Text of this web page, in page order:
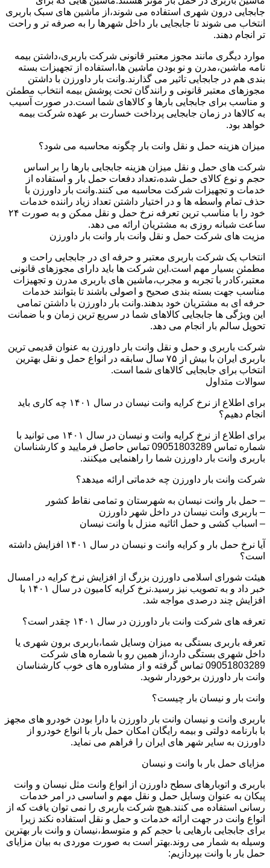
جابجایی درون شهری استفاده می شوند،از ماشین های سبک باربری
انتخاب می شوند تا جابجایی بار داخل شهرها را به صرفه تر و راحت
تر انجام دهند.
موارد دیگری مانند مجوز معتبر قانونی شرکت باربری،داشتن بیمه
نامه ماشین،مدرن و نو بودن ماشین ها،استفاده از تجهیزات بسته
بندی هم در جابجایی تاثیر می گذارند.وانت بار داورزن با داشتن
مجوزهای معتبر قانونی و رانندگان تحت پوشش بیمه انتخاب مطمئن
و مناسب برای جابجایی بارها و کالاهای شما است.در صورت آسیب
به کالاها در زمان جابجایی پرداخت خسارت بر عهده شرکت بیمه
خواهد بود.
میزان هزینه حمل و نقل وانت بار چگونه محاسبه می شود؟
شرکت های حمل و نقل میزان هزینه جابجایی بارها را بر اساس
حجم و نوع کالای حمل شده،تعداد دفعات حمل بار و استفاده از
خدمات و تجهیزات شرکت محاسبه می کنند.وانت بار داورزن با
حذف تمام واسطه ها و در اختیار داشتن تعداد زیاد راننده خدمات
خود را با مناسب ترین تعرفه نرخ حمل و نقل ممکن و به صورت ۲۴
ساعت شبانه روزی به مشتریان ارائه می دهد.
مزیت های شرکت حمل و نقل وانت بار وانت بار داورزن
انتخاب یک شرکت باربری معتبر و حرفه ای در جابجایی راحت و
مطمئن بسیار مهم است.این شرکت ها باید دارای مجوزهای قانونی
معتبر،کادر با تجربه و مجرب،ماشین های باربری مدرن و تجهیزات
مناسب جهت بسته بندی صحیح و اصولی باشند تا بتوانند خدمات
حرفه ای به مشتریان خود بدهند.وانت بار داورزن با داشتن تمامی
این ویژگی ها جابجایی کالاهای شما در سریع ترین زمان و با ضمانت
تحویل سالم بار انجام می دهد.
شرکت باربری و حمل و نقل وانت بار داورزن به عنوان قدیمی ترین
باربری ایران با بیش از ۷۵ سال سابقه در انواع حمل و نقل بهترین
انتخاب برای جابجایی کالاهای شما است.
سوالات متداول
برای اطلاع از نرخ کرایه وانت نیسان در سال ۱۴۰۱ چه کاری باید
انجام دهیم؟
برای اطلاع از نرخ کرایه وانت و نیسان در سال ۱۴۰۱ می توانید با
شماره تماس 09051803289 تماس حاصل فرمایید و کارشناسان
باربری وانت بار داورزن شما را راهنمایی میکنند.
شرکت وانت بار داورزن چه خدماتی ارائه میدهد؟
– حمل بار وانت نیسان به شهرستان و تمامی نقاط کشور
– باربری وانت نیسان در داخل شهر داورزن
– اسباب کشی و حمل اثاثیه منزل با وانت نیسان
آیا نرخ حمل بار و کرایه وانت و نیسان در سال ۱۴۰۱ افزایش داشته
است؟
هیئت شورای اسلامی داورزن بزرگ از افزایش نرخ کرایه در امسال
خبر داد و به تصویب نیز رسید.نرخ کرایه کامیون در سال ۱۴۰۱ با
افزایش چند درصدی مواجه شد.
تعرفه های شرکت وانت بار داورزن در سال ۱۴۰۱ چقدر است؟
تعرفه باربری بستگی به میزان وسایل شما،باربری برون شهری یا
داخل شهری بستگی دارد،از همین رو با شماره های شرکت
09051803289 تماس گرفته و از مشاوره های خوب کارشناسان
وانت بار داورزن برخوردار شوید.
وانت بار و نیسان بار چیست؟
باربری وانت و نیسان وانت بار داورزن با دارا بودن خودرو های مجهز
با بارنامه دولتی و بیمه رایگان امکان حمل بار با انواع خودرو از
داورزن به سایر شهر های ایران را فراهم می نماید.
مزایای حمل بار با وانت و نیسان
باربری و اتوبارهای سطح داورزن از انواع وانت مثل نیسان و وانت
پیکان به عنوان وسایل حمل و نقل مهم و اساسی در امر خدمات
رسانی استفاده می کنند.هیچ شرکت باربری را نمی توان یافت که از
انواع وانت در جهت ارائه خدمات و حمل و نقل استفاده نکند زیرا
برای جابجایی بارهایی با حجم کم و متوسط،نیسان و وانت بار بهترین
وسیله به شمار می روند.بهتر است به صورت موردی به بیان مزایای
حمل بار با وانت بپردازیم: